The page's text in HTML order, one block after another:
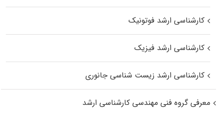
کارشناسی ارشد فوتونیک
کارشناسی ارشد فیزیک
کارشناسی ارشد زیست‌ شناسی جانوری
معرفی گروه فنی مهندسی کارشناسی ارشد